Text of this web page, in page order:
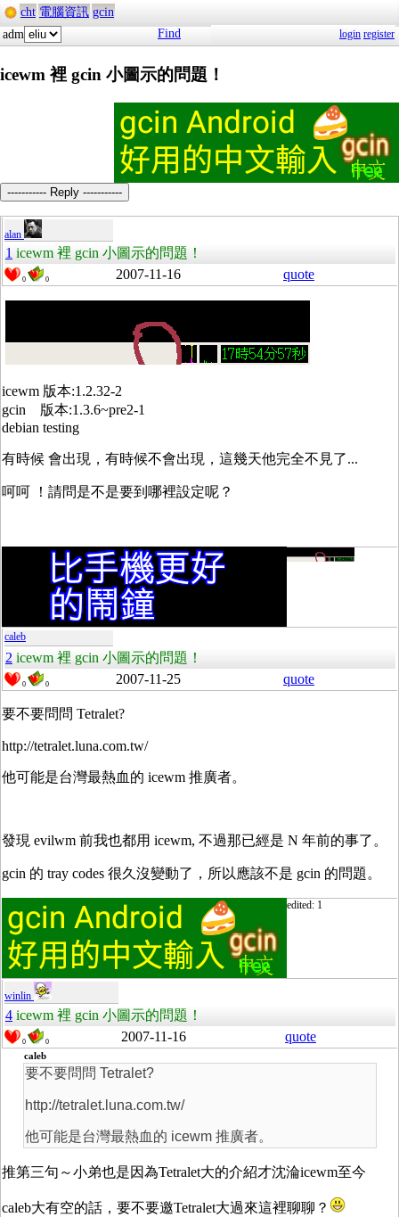
cht 電腦資訊 gcin
adm
Find login register
icewm 裡 gcin 小圖示的問題！
----------- Reply -----------
alan
1 icewm 裡 gcin 小圖示的問題！
0 0 2007-11-16 quote
icewm 版本:1.2.32-2
gcin 版本:1.3.6~pre2-1
debian testing
有時候 會出現，有時候不會出現，這幾天他完全不見了...
呵呵 ！請問是不是要到哪裡設定呢？
caleb
2 icewm 裡 gcin 小圖示的問題！
0 0 2007-11-25 quote
要不要問問 Tetralet?
http://tetralet.luna.com.tw/
他可能是台灣最熱血的 icewm 推廣者。
發現 evilwm 前我也都用 icewm, 不過那已經是 N 年前的事了。
gcin 的 tray codes 很久沒變動了，所以應該不是 gcin 的問題。
edited: 1
winlin
4 icewm 裡 gcin 小圖示的問題！
0 0 2007-11-16 quote
caleb
要不要問問 Tetralet?
http://tetralet.luna.com.tw/
他可能是台灣最熱血的 icewm 推廣者。
推第三句～小弟也是因為Tetralet大的介紹才沈淪icewm至今
caleb大有空的話，要不要邀Tetralet大過來這裡聊聊？